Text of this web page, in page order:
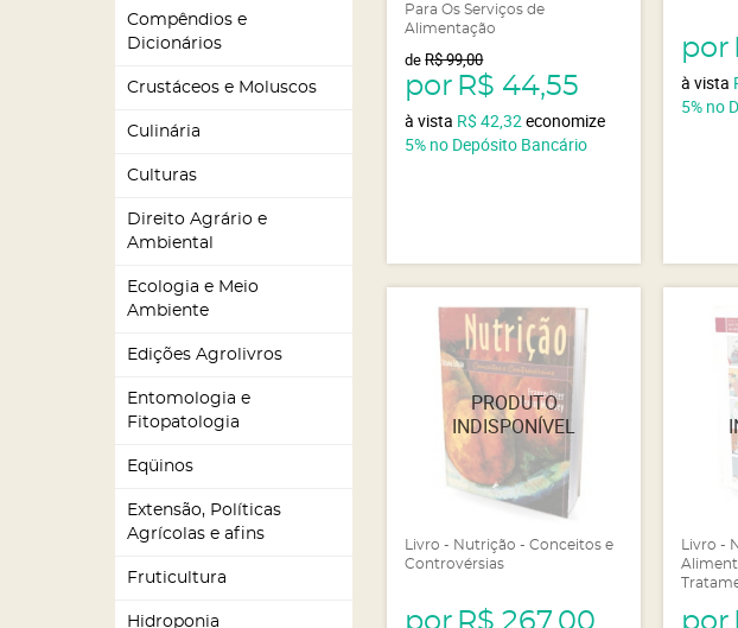
Compêndios e
Dicionários
Crustáceos e Moluscos
Culinária
Culturas
Direito Agrário e
Ambiental
Ecologia e Meio
Ambiente
Edições Agrolivros
Entomologia e
Fitopatologia
Eqüinos
Extensão, Políticas
Agrícolas e afins
Fruticultura
Hidroponia
Para Os Serviços de
Alimentação
deR$ 99,00
por R$ 44,55
à vista R$ 42,32 economize
5% no Depósito Bancário
por
à vista
5% no
Livro - Nutrição - Conceitos e
Controvérsias
por R$ 267,00
Livro -
por